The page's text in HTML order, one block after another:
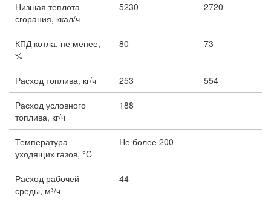
Низшая теплота
сгорания, ккал/ч
5230 2720
КПД котла, не менее,
%
80 73
Расход топлива, кг/ч 253 554
Расход условного
топлива, кг/ч
188
Температура
уходящих газов, °C
Не более 200
Расход рабочей
среды, м³/ч
44